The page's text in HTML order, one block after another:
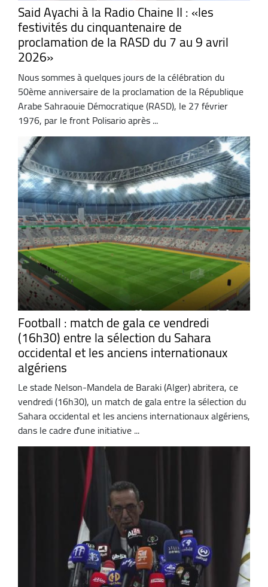
Said Ayachi à la Radio Chaine II : «les
festivités du cinquantenaire de
proclamation de la RASD du 7 au 9 avril
2026»
Nous sommes à quelques jours de la célébration du
50ème anniversaire de la proclamation de la République
Arabe Sahraouie Démocratique (RASD), le 27 février
1976, par le front Polisario après ...
Football : match de gala ce vendredi
(16h30) entre la sélection du Sahara
occidental et les anciens internationaux
algériens
Le stade Nelson-Mandela de Baraki (Alger) abritera, ce
vendredi (16h30), un match de gala entre la sélection du
Sahara occidental et les anciens internationaux algériens,
dans le cadre d'une initiative ...